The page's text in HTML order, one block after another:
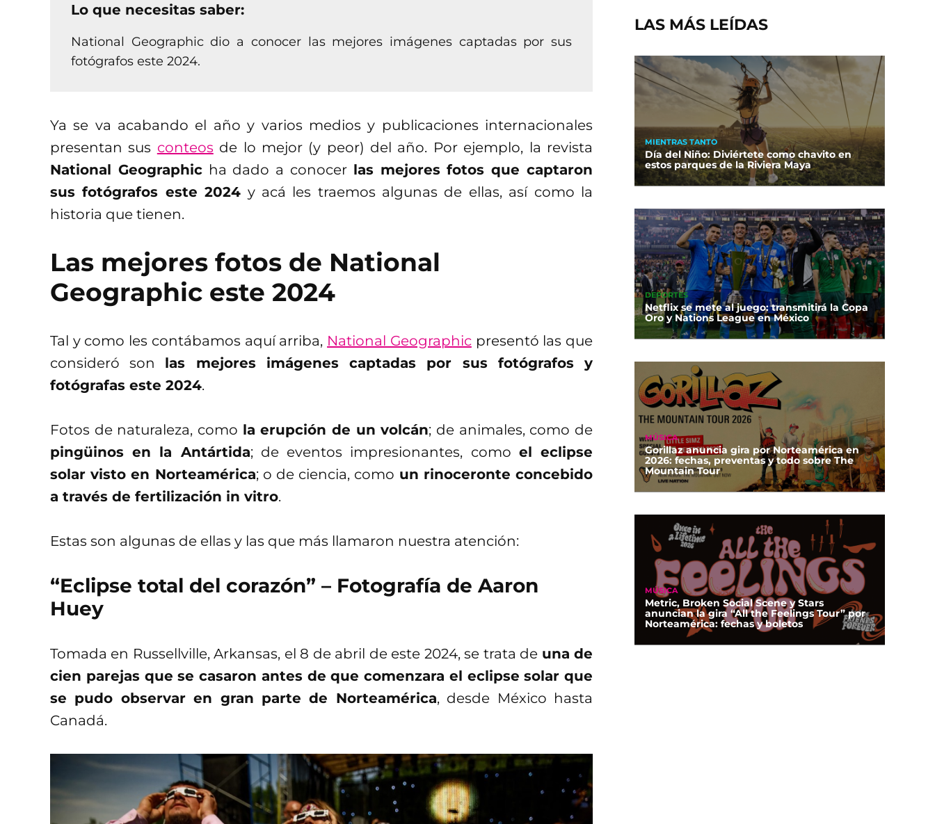
Lo que necesitas saber:
National Geographic dio a conocer las mejores imágenes captadas por sus
fotógrafos este 2024.
Ya se va acabando el año y varios medios y publicaciones internacionales
presentan sus conteos de lo mejor (y peor) del año. Por ejemplo, la revista
National Geographicha dado a conocer las mejores fotos que captaron
sus fotógrafos este 2024 y acá les traemos algunas de ellas, así como la
historia que tienen.
Las mejores fotos de National
Geographic este 2024
Tal y como les contábamos aquí arriba, National Geographicpresentó las que
consideró son las mejores imágenes captadas por sus fotógrafos y
fotógrafas este 2024.
Fotos de naturaleza, como la erupción de un volcán; de animales, como de
pingüinos en la Antártida; de eventos impresionantes, como el eclipse
solar visto en Norteamérica; o de ciencia, como un rinoceronte concebido
a través de fertilización in vitro.
Estas son algunas de ellas y las que más llamaron nuestra atención:
“Eclipse total del corazón” – Fotografía de Aaron
Huey
Tomada en Russellville, Arkansas, el 8 de abril de este 2024, se trata de una de
cien parejas que se casaron antes de que comenzara el eclipse solar que
se pudo observar en gran parte de Norteamérica, desde México hasta
Canadá.
LAS MÁS LEÍDAS
MIENTRAS TANTO
Día del Niño: Diviértete como chavito en
estos parques de la Riviera Maya
DEPORTES
Netflix se mete al juego: transmitirá la Copa
Oro y Nations League en México
MÚSICA
Gorillaz anuncia gira por Norteamérica en
2026: fechas, preventas y todo sobre The
Mountain Tour
MÚSICA
Metric, Broken Social Scene y Stars
anuncian la gira “All the Feelings Tour” por
Norteamérica: fechas y boletos